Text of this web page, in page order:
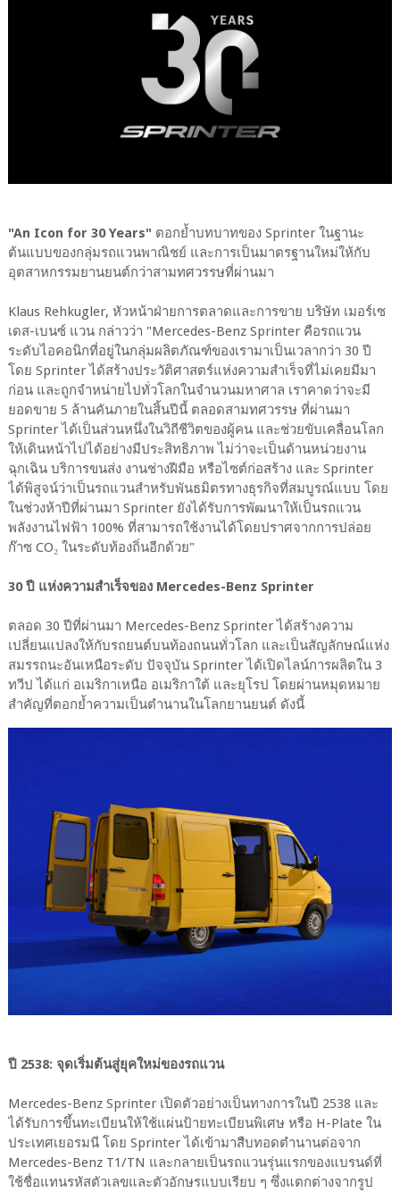
"An Icon for 30 Years" ตอกย้ำบทบาทของ Sprinter ในฐานะ
ต้นแบบของกลุ่มรถแวนพาณิชย์ และการเป็นมาตรฐานใหม่ให้กับ
อุตสาหกรรมยานยนต์กว่าสามทศวรรษที่ผ่านมา
Klaus Rehkugler, หัวหน้าฝ่ายการตลาดและการขาย บริษัท เมอร์เซ
เดส-เบนซ์ แวน กล่าวว่า "Mercedes-Benz Sprinter คือรถแวน
ระดับไอคอนิกที่อยู่ในกลุ่มผลิตภัณฑ์ของเรามาเป็นเวลากว่า 30 ปี
โดย Sprinter ได้สร้างประวัติศาสตร์แห่งความสำเร็จที่ไม่เคยมีมา
ก่อน และถูกจำหน่ายไปทั่วโลกในจำนวนมหาศาล เราคาดว่าจะมี
ยอดขาย 5 ล้านคันภายในสิ้นปีนี้ ตลอดสามทศวรรษ ที่ผ่านมา
Sprinter ได้เป็นส่วนหนึ่งในวิถีชีวิตของผู้คน และช่วยขับเคลื่อนโลก
ให้เดินหน้าไปได้อย่างมีประสิทธิภาพ ไม่ว่าจะเป็นด้านหน่วยงาน
ฉุกเฉิน บริการขนส่ง งานช่างฝีมือ หรือไซต์ก่อสร้าง และ Sprinter
ได้พิสูจน์ว่าเป็นรถแวนสำหรับพันธมิตรทางธุรกิจที่สมบูรณ์แบบ โดย
ในช่วงห้าปีที่ผ่านมา Sprinter ยังได้รับการพัฒนาให้เป็นรถแวน
พลังงานไฟฟ้า 100% ที่สามารถใช้งานได้โดยปราศจากการปล่อย
ก๊าซ CO₂ ในระดับท้องถิ่นอีกด้วย"
30 ปี แห่งความสำเร็จของ Mercedes-Benz Sprinter
ตลอด 30 ปีที่ผ่านมา Mercedes-Benz Sprinter ได้สร้างความ
เปลี่ยนแปลงให้กับรถยนต์บนท้องถนนทั่วโลก และเป็นสัญลักษณ์แห่ง
สมรรถนะอันเหนือระดับ ปัจจุบัน Sprinter ได้เปิดไลน์การผลิตใน 3
ทวีป ได้แก่ อเมริกาเหนือ อเมริกาใต้ และยุโรป โดยผ่านหมุดหมาย
สำคัญที่ตอกย้ำความเป็นตำนานในโลกยานยนต์ ดังนี้
ปี 2538: จุดเริ่มต้นสู่ยุคใหม่ของรถแวน
Mercedes-Benz Sprinter เปิดตัวอย่างเป็นทางการในปี 2538 และ
ได้รับการขึ้นทะเบียนให้ใช้แผ่นป้ายทะเบียนพิเศษ หรือ H-Plate ใน
ประเทศเยอรมนี โดย Sprinter ได้เข้ามาสืบทอดตำนานต่อจาก
Mercedes-Benz T1/TN และกลายเป็นรถแวนรุ่นแรกของแบรนด์ที่
ใช้ชื่อแทนรหัสตัวเลขและตัวอักษรแบบเรียบ ๆ ซึ่งแตกต่างจากรูป